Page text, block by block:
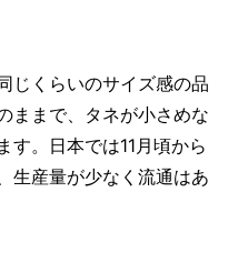
じくらいのサイズ感の品
ままで、タネが小さめな
す。日本では11月頃から
生産量が少なく流通はあ